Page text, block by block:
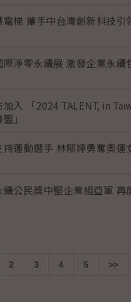
梯 攜手中台灣創新科技引
淨零永續展 激發企業永續
入 「2024 TALENT, in
」
運動選手 林郁婷勇奪奧運
公民獎中堅企業組亞軍 再
2 3 4 5 >>